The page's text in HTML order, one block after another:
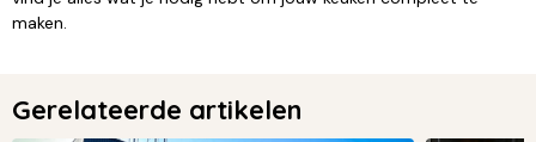
maken.
Gerelateerde artikelen